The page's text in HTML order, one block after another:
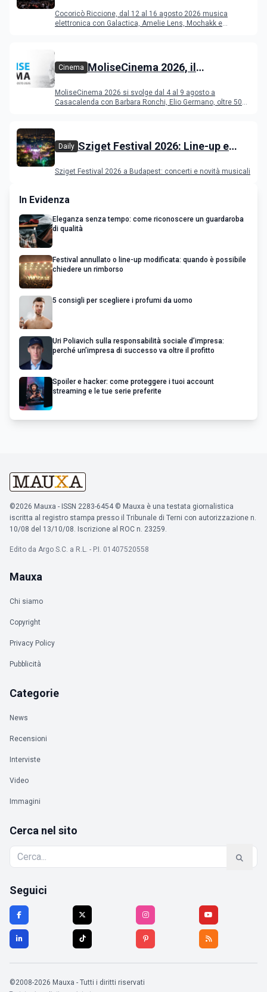
Cocoricò Riccione, dal 12 al 16 agosto 2026 musica
elettronica con Galactica, Amelie Lens, Mochakk e
Cinema MoliseCinema 2026, il
MoliseCinema 2026 si svolge dal 4 al 9 agosto a
Casacalenda con Barbara Ronchi, Elio Germano, oltre 50
Daily Sziget Festival 2026: Line-up e
Sziget Festival 2026 a Budapest: concerti e novità musicali
In Evidenza
Eleganza senza tempo: come riconoscere un guardaroba
di qualità
Festival annullato o line-up modificata: quando è possibile
chiedere un rimborso
5 consigli per scegliere i profumi da uomo
Uri Poliavich sulla responsabilità sociale d’impresa:
perché un’impresa di successo va oltre il profitto
Spoiler e hacker: come proteggere i tuoi account
streaming e le tue serie preferite
©2026 Mauxa - ISSN 2283-6454 © Mauxa è una testata giornalistica
iscritta al registro stampa presso il Tribunale di Terni con autorizzazione n.
10/08 del 13/10/08. Iscrizione al ROC n. 23259.
Edito da Argo S.C. a R.L. - P.I. 01407520558
Mauxa
Chi siamo
Copyright
Privacy Policy
Pubblicità
Categorie
News
Recensioni
Interviste
Video
Immagini
Cerca nel sito
Seguici
©2008-2026 Mauxa - Tutti i diritti riservati